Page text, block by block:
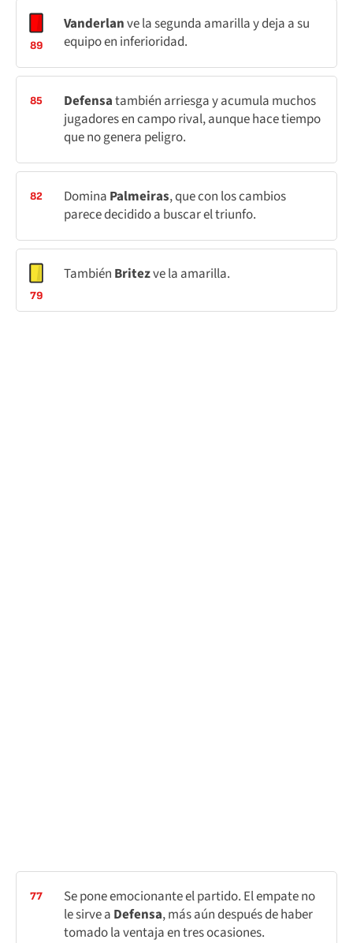
89
Vanderlanve la segunda amarilla y deja a su
equipo en inferioridad.
85 Defensatambién arriesga y acumula muchos
jugadores en campo rival, aunque hace tiempo
que no genera peligro.
82 Domina Palmeiras, que con los cambios
parece decidido a buscar el triunfo.
79
También Britezve la amarilla.
77
Se pone emocionante el partido. El empate no
le sirve a Defensa, más aún después de haber
tomado la ventaja en tres ocasiones.